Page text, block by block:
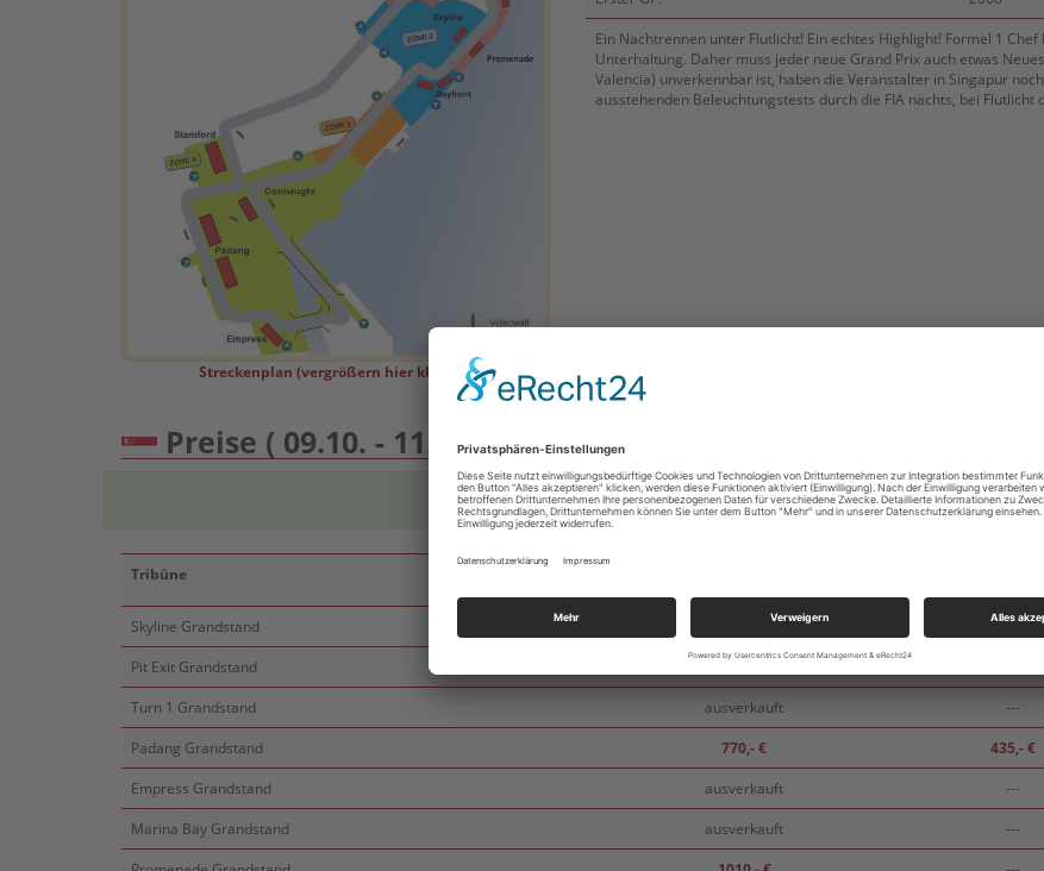
Streckenplan (vergrößern hier klicken)
Ein Nachtrennen unter Flutlicht! Ein echtes Highlight! Formel 1
Unterhaltung. Daher muss jeder neue Grand Prix auch etwas
Valencia) unverkennbar ist, haben die Veranstalter in Singapur
ausstehenden Beleuchtungstests durch die FIA nachts, bei
Preise ( 09.10. - 11.10.2026 )
- Preise anklicken um die Tickets in den Warenkorb zu legen -
Tribüne
Skyline Grandstand
---
Pit Exit Grandstand
1195,- €
Turn 1 Grandstand
ausverkauft
---
Padang Grandstand
770,- €
435,- €
Empress Grandstand
ausverkauft
---
Marina Bay Grandstand
ausverkauft
---